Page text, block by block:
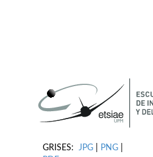
GRISES: JPG PNG